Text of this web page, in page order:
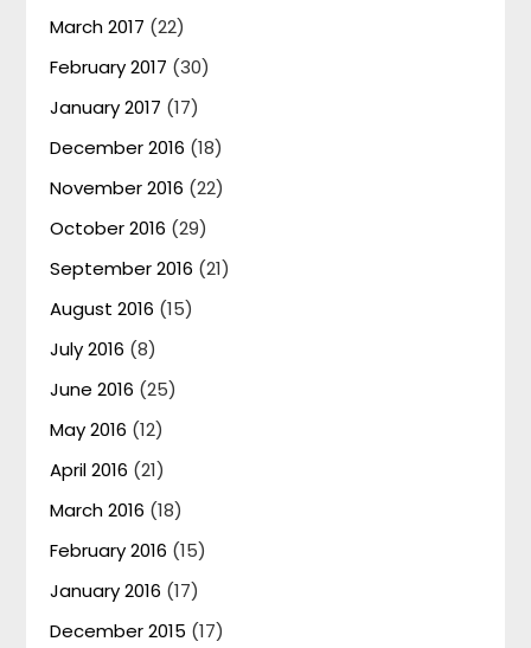
March 2017 (22)
February 2017 (30)
January 2017 (17)
December 2016 (18)
November 2016 (22)
October 2016 (29)
September 2016 (21)
August 2016 (15)
July 2016 (8)
June 2016 (25)
May 2016 (12)
April 2016 (21)
March 2016 (18)
February 2016 (15)
January 2016 (17)
December 2015 (17)